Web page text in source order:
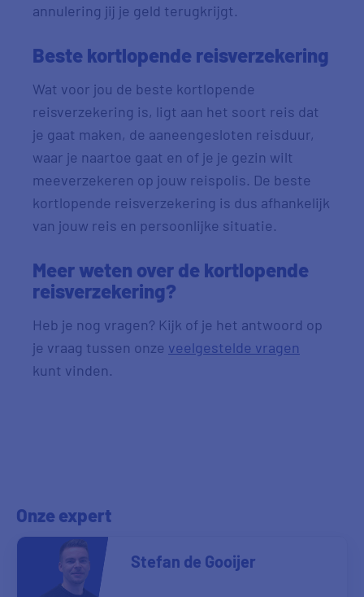
annulering jij je geld terugkrijgt.
Beste kortlopende reisverzekering
Wat voor jou de beste kortlopende
reisverzekering is, ligt aan het soort reis dat
je gaat maken, de aaneengesloten reisduur,
waar je naartoe gaat en of je je gezin wilt
meeverzekeren op jouw reispolis. De beste
kortlopende reisverzekering is dus afhankelijk
van jouw reis en persoonlijke situatie.
Meer weten over de kortlopende
reisverzekering?
Heb je nog vragen? Kijk of je het antwoord op
je vraag tussen onze veelgestelde vragen
kunt vinden.
Onze expert
Stefan de Gooijer